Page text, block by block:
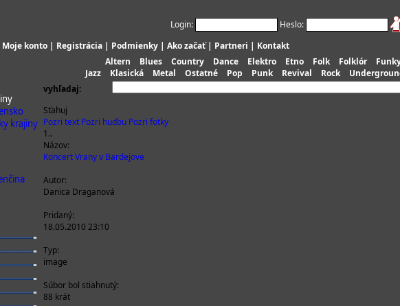
Login:
Heslo:
Moje konto | Registrácia | Podmienky | Ako začať| Partneri | Kontakt
Altern
Blues Country Dance Elektro Etno Folk Folklór
Jazz
Klasická Metal Ostatné Pop Punk Revival Rock
vyhľadaj:
krajiny
Sťahuj
Pozri text Pozri hudbu Pozri fotky
1..
Názov:
Koncert Vrany v Bardejove
Autor:
Danica Draganová
Pridaný:
18.05.2010 23:10
Typ:
image
Súbor bol stiahnutý:
88 krát